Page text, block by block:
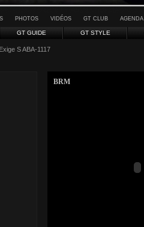
PHOTOS VIDÉOS GT CLUB AGENDA
GT GUIDE GT STYLE
S ABA-1117
BRM